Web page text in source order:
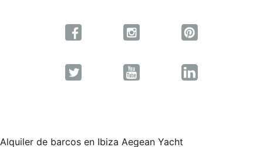
Alquiler de barcos en Ibiza Aegean Yacht